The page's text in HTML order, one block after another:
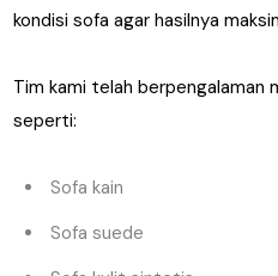
kondisi sofa agar hasilnya
Tim kami telah berpengalaman
seperti:
Sofa kain
Sofa suede